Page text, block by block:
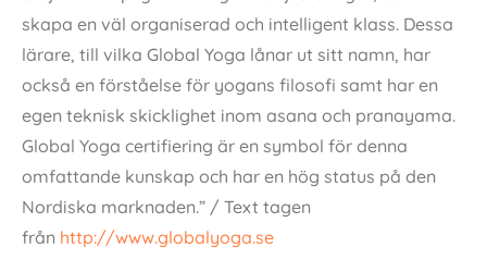
skapa en väl organiserad och intelligent klass. Dessa
lärare, till vilka Global Yoga lånar ut sitt namn, har
också en förståelse för yogans filosofi samt har en
egen teknisk skicklighet inom asana och pranayama.
Global Yoga certifiering är en symbol för denna
omfattande kunskap och har en hög status på den
Nordiska marknaden.” / Text tagen
från http://www.globalyoga.se